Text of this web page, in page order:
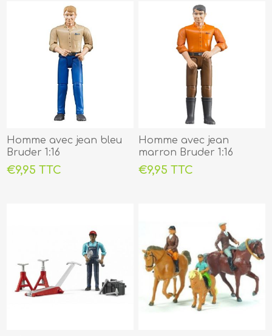
Homme avec jean bleu
Bruder 1:16
€9,95 TTC
Homme avec jean
marron Bruder 1:16
€9,95 TTC